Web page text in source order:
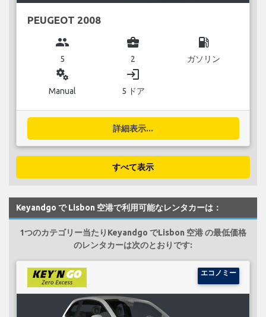
PEUGEOT 2008
group
5
business_center
2
local_gas_station
ガソリン
miscellaneous_services
Manual
login
5 ドア
詳細表示...
すべて表示
Keyandgo で Lisbon 空港で利用可能なレンタカーは：
1つのカテゴリー当たりKeyandgo でLisbon 空港 の最低価格
のレンタカーは次のとおりです:
エコノミー